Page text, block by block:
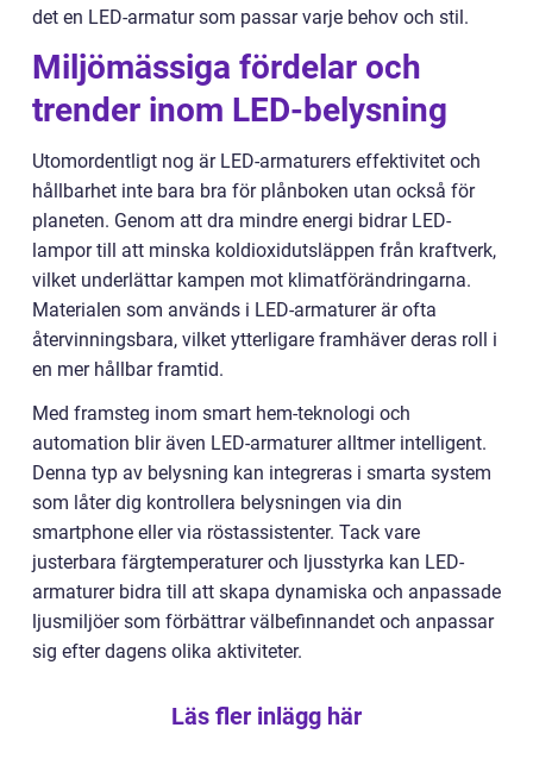
det en LED-armatur som passar varje behov och stil.
Miljömässiga fördelar och
trender inom LED-belysning
Utomordentligt nog är LED-armaturers effektivitet och
hållbarhet inte bara bra för plånboken utan också för
planeten. Genom att dra mindre energi bidrar LED-
lampor till att minska koldioxidutsläppen från kraftverk,
vilket underlättar kampen mot klimatförändringarna.
Materialen som används i LED-armaturer är ofta
återvinningsbara, vilket ytterligare framhäver deras roll i
en mer hållbar framtid.
Med framsteg inom smart hem-teknologi och
automation blir även LED-armaturer alltmer intelligent.
Denna typ av belysning kan integreras i smarta system
som låter dig kontrollera belysningen via din
smartphone eller via röstassistenter. Tack vare
justerbara färgtemperaturer och ljusstyrka kan LED-
armaturer bidra till att skapa dynamiska och anpassade
ljusmiljöer som förbättrar välbefinnandet och anpassar
sig efter dagens olika aktiviteter.
Läs fler inlägg här